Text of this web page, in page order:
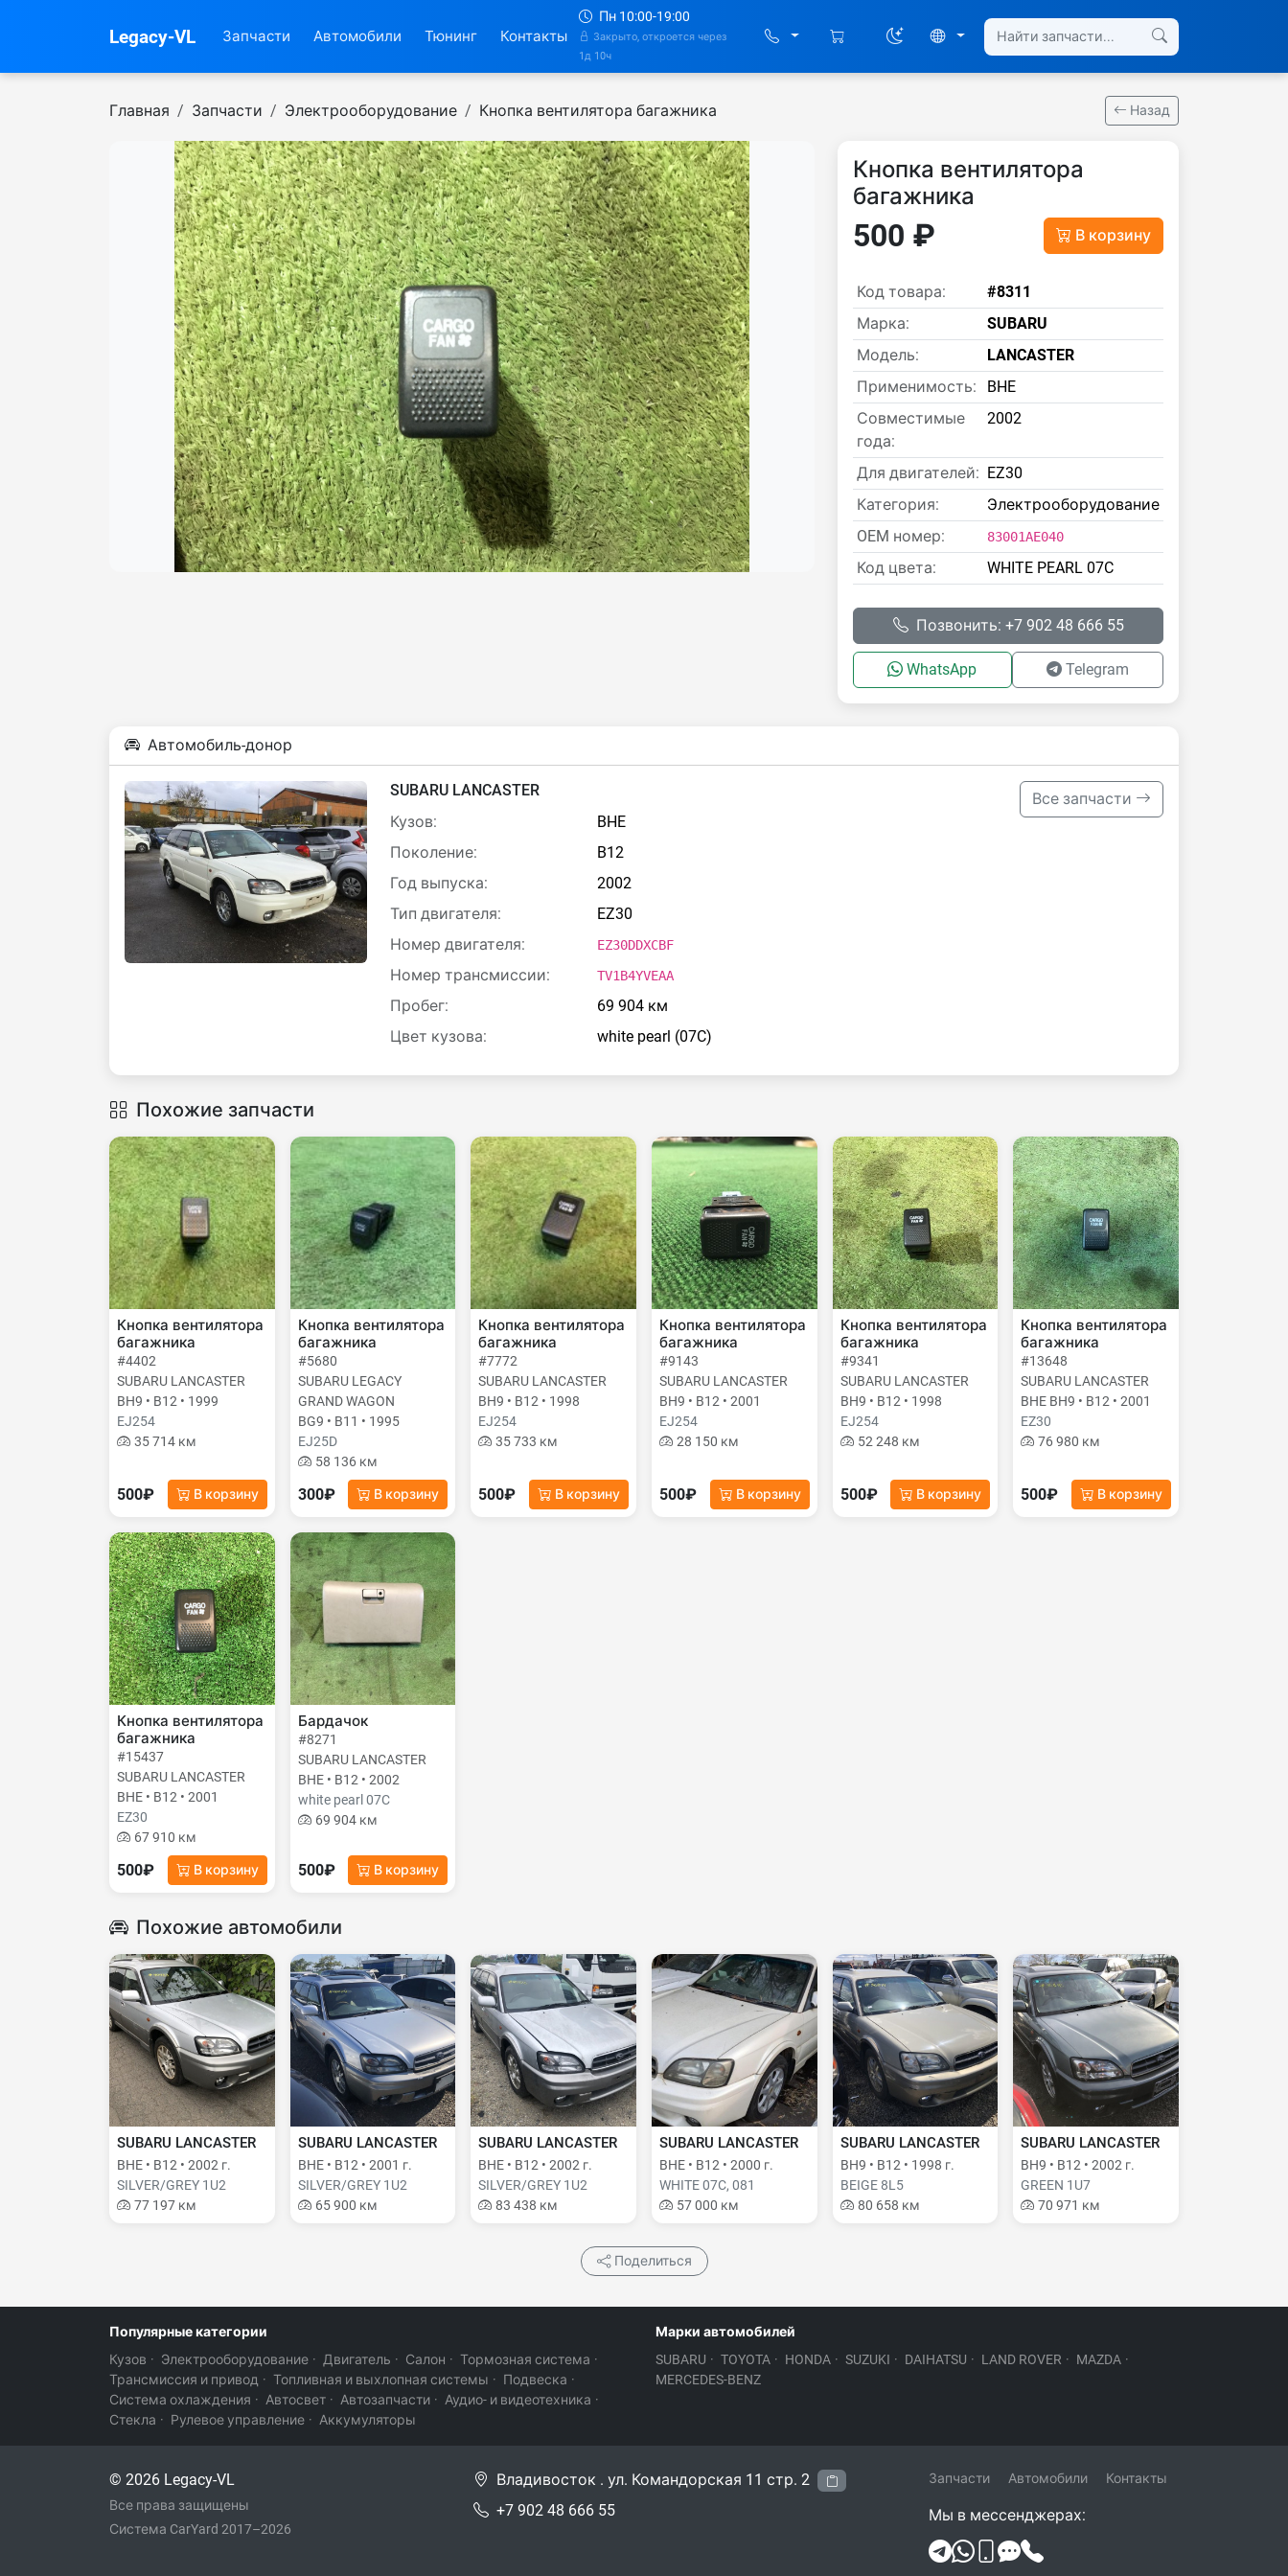
Legacy-VL Запчасти Автомобили Тюнинг Контакты
Пн 10:00-19:00
Закрыто, откроется через
1д 10ч
Главная Запчасти Электрооборудование Кнопка вентилятора багажника Назад
Кнопка вентилятора
багажника
500 ₽ В корзину
Код товара:
#8311
Марка:
SUBARU
Модель:
LANCASTER
Применимость:
BHE
Совместимые
года:
2002
Для двигателей: EZ30
Категория:
Электрооборудование
OEM номер:
83001AE040
Код цвета: WHITE PEARL 07C
Позвонить: +7 902 48 666 55
WhatsApp Telegram
Автомобиль-донор
SUBARU LANCASTER
Кузов:
BHE
Поколение:
B12
Год выпуска:
2002
Тип двигателя:
EZ30
Номер двигателя:
EZ30DDXCBF
Номер трансмиссии: TV1B4YVEAA
Пробег:
69 904 км
Цвет кузова:
white pearl (07C)
Все запчасти
Похожие запчасти
Кнопка вентилятора
багажника
#4402
SUBARU LANCASTER
BH9 • B12 • 1999
EJ254
35 714 км
500₽ В корзину
Кнопка вентилятора
багажника
#5680
SUBARU LEGACY
GRAND WAGON
BG9 • B11 • 1995
EJ25D
58 136 км
300₽ В корзину
Кнопка вентилятора
багажника
#7772
SUBARU LANCASTER
BH9 • B12 • 1998
EJ254
35 733 км
500₽ В корзину
Кнопка вентилятора
багажника
#9143
SUBARU LANCASTER
BH9 • B12 • 2001
EJ254
28 150 км
500₽ В корзину
Кнопка вентилятора
багажника
#9341
SUBARU LANCASTER
BH9 • B12 • 1998
EJ254
52 248 км
500₽ В корзину
Кнопка вентилятора
багажника
#13648
SUBARU LANCASTER
BHE BH9 • B12 • 2001
EZ30
76 980 км
500₽ В корзину
Кнопка вентилятора
багажника
#15437
SUBARU LANCASTER
BHE • B12 • 2001
EZ30
67 910 км
500₽ В корзину
Бардачок
#8271
SUBARU LANCASTER
BHE • B12 • 2002
white pearl 07C
69 904 км
500₽ В корзину
Похожие автомобили
SUBARU LANCASTER
BHE • B12 • 2002 г.
SILVER/GREY 1U2
77 197 км
SUBARU LANCASTER
BHE • B12 • 2001 г.
SILVER/GREY 1U2
65 900 км
SUBARU LANCASTER
BHE • B12 • 2002 г.
SILVER/GREY 1U2
83 438 км
SUBARU LANCASTER
BHE • B12 • 2000 г.
WHITE 07C, 081
57 000 км
SUBARU LANCASTER
BH9 • B12 • 1998 г.
BEIGE 8L5
80 658 км
SUBARU LANCASTER
BH9 • B12 • 2002 г.
GREEN 1U7
70 971 км
Поделиться
Популярные категории
Кузов · Электрооборудование · Двигатель · Салон · Тормозная система ·
Трансмиссия и привод · Топливная и выхлопная системы · Подвеска ·
Система охлаждения · Автосвет · Автозапчасти · Аудио- и видеотехника ·
Стекла · Рулевое управление · Аккумуляторы
Марки автомобилей
SUBARU · TOYOTA · HONDA · SUZUKI · DAIHATSU · LAND ROVER · MAZDA ·
MERCEDES-BENZ
© 2026 Legacy-VL
Все права защищены
Система CarYard 2017–2026
Владивосток . ул. Командорская 11 стр. 2
+7 902 48 666 55
Запчасти Автомобили Контакты
Мы в мессенджерах: